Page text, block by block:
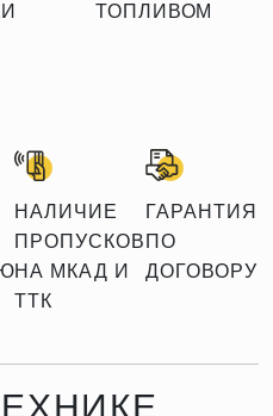
ТОПЛИВОМ
НАЛИЧИЕ
ПРОПУСКОВ
НА МКАД И
ТТК
ГАРАНТИЯ
ПО
ДОГОВОРУ